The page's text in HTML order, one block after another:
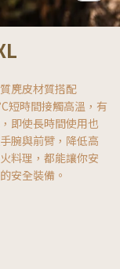
麂皮材質搭配
短時間接觸高溫，有
即使長時間使用也
腕與前臂，降低高
料理，都能讓你安
安全裝備。